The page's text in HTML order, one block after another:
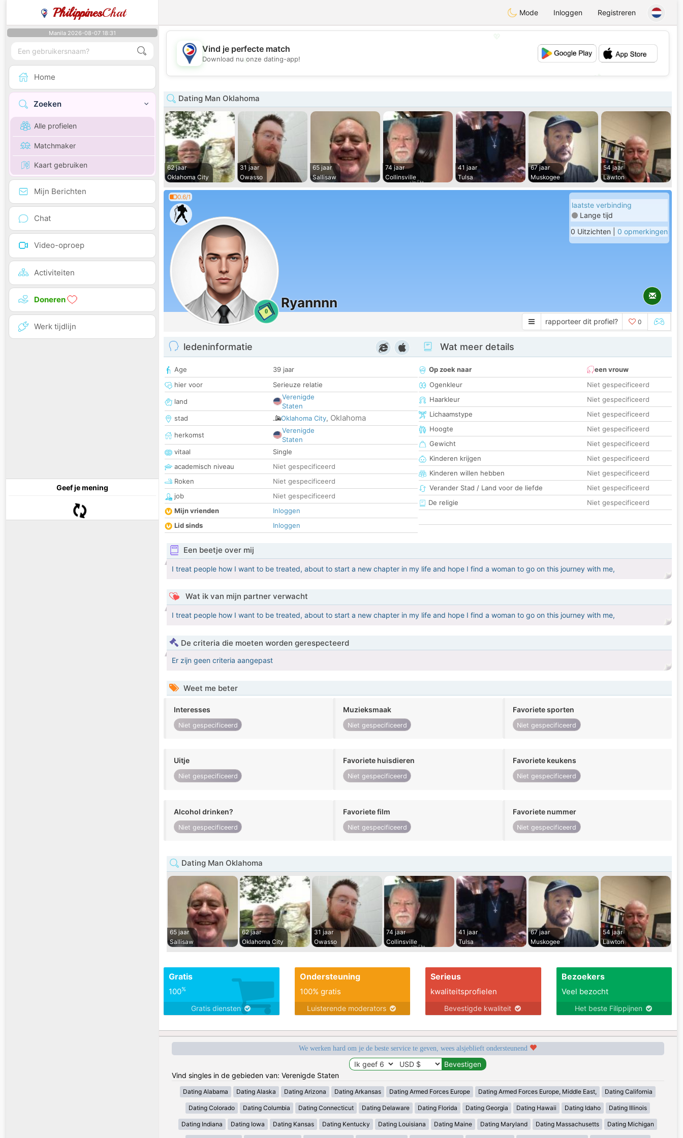
PhilippinesChat Mode Inloggen Registreren
Manila 2026-08-07 18:31
Home
Zoeken
Alle profielen
Matchmaker
Kaart gebruiken
Mijn Berichten
Chat
Video-oproep
Activiteiten
Doneren
Werk tijdlijn
Geef je mening
💕
Vind je perfecte match
Download nu onze dating-app!
Dating Man Oklahoma
62 jaar
Oklahoma City
31 jaar
Owasso
65 jaar
Sallisaw
74 jaar
Collinsville
41 jaar
Tulsa
67 jaar
Muskogee
54 jaar
Lawton
0.6/1
0
Ryannnn
laatste verbinding
Lange tijd
0 Uitzichten | 0 opmerkingen
rapporteer dit profiel? 0
ledeninformatie
Age
39 jaar
hier voor
Serieuze relatie
land
Verenigde
Staten
stad
Oklahoma City, Oklahoma
herkomst
Verenigde
Staten
vitaal
Single
academisch niveau
Niet gespecificeerd
Roken
Niet gespecificeerd
job
Niet gespecificeerd
Mijn vrienden
Inloggen
Lid sinds
Inloggen
Wat meer details
Op zoek naar
een vrouw
Ogenkleur
Niet gespecificeerd
Haarkleur
Niet gespecificeerd
Lichaamstype
Niet gespecificeerd
Hoogte
Niet gespecificeerd
Gewicht
Niet gespecificeerd
Kinderen krijgen
Niet gespecificeerd
Kinderen willen hebben
Niet gespecificeerd
Verander Stad / Land voor de liefde
Niet gespecificeerd
De religie
Niet gespecificeerd
Een beetje over mij
I treat people how I want to be treated, about to start a new chapter in my life and hope I find a woman to go on this journey with me,
Wat ik van mijn partner verwacht
I treat people how I want to be treated, about to start a new chapter in my life and hope I find a woman to go on this journey with me,
De criteria die moeten worden gerespecteerd
Er zijn geen criteria aangepast
Weet me beter
Interesses
Niet gespecificeerd
Muzieksmaak
Niet gespecificeerd
Favoriete sporten
Niet gespecificeerd
Uitje
Niet gespecificeerd
Favoriete huisdieren
Niet gespecificeerd
Favoriete keukens
Niet gespecificeerd
Alcohol drinken?
Niet gespecificeerd
Favoriete film
Niet gespecificeerd
Favoriete nummer
Niet gespecificeerd
Dating Man Oklahoma
65 jaar
Sallisaw
62 jaar
Oklahoma City
31 jaar
Owasso
74 jaar
Collinsville
41 jaar
Tulsa
67 jaar
Muskogee
54 jaar
Lawton
Gratis
100%
Gratis diensten
Ondersteuning
100% gratis
Luisterende moderators
Serieus
kwaliteitsprofielen
Bevestigde kwaliteit
Bezoekers
Veel bezocht
Het beste Filippijnen
We werken hard om je de beste service te geven, wees alsjeblieft ondersteunend
Vind singles in de gebieden van: Verenigde Staten
Dating Alabama Dating Alaska Dating Arizona Dating Arkansas Dating Armed Forces Europe Dating Armed Forces Europe, Middle East, Dating California
Dating Colorado Dating Columbia Dating Connecticut Dating Delaware Dating Florida Dating Georgia Dating Hawaii Dating Idaho Dating Illinois
Dating Indiana Dating Iowa Dating Kansas Dating Kentucky Dating Louisiana Dating Maine Dating Maryland Dating Massachusetts Dating Michigan